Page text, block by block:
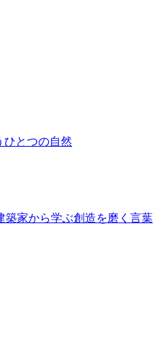
とつの自然
家から学ぶ創造を磨く言葉